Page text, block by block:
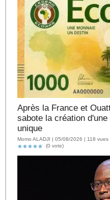
Après la France et
sabote la création
unique
Momo ALADJI | 05/08/2026 | 118 vues
(0 vote)